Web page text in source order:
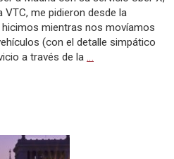
me pidieron desde la
mientras nos movíamos
(con el detalle simpático
a través de la …